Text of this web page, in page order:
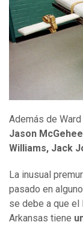
Además de
Jason
Williams, Jack
La inusual
pasado en
se debe a que el
Arkansas tiene